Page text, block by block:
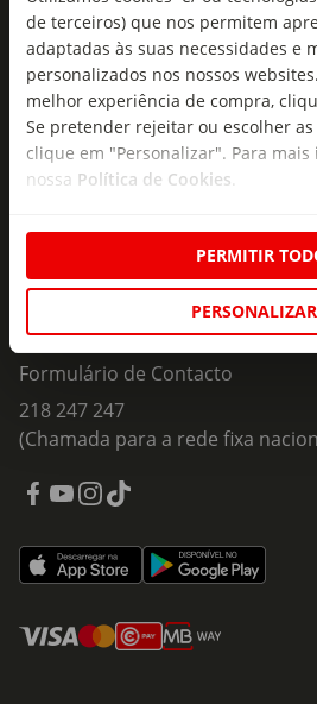
de terceiros) que nos permitem
adaptadas às suas necessidades e
personalizados nos nossos
melhor experiência de compra,
Se pretender rejeitar ou escolher
clique em "Personalizar". Para mais
nossa Política de Cookies.
PERMITIR
PERSONALIZAR
Subscreva e descubra
ofertas e novidades para si.
Insira o seu e-
mail
Fale Connosco
Formulário de Contacto
218 247 247
(Chamada para a rede fixa